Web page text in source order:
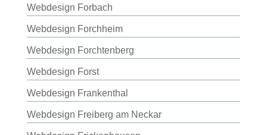
Webdesign Forbach
Webdesign Forchheim
Webdesign Forchtenberg
Webdesign Forst
Webdesign Frankenthal
Webdesign Freiberg am Neckar